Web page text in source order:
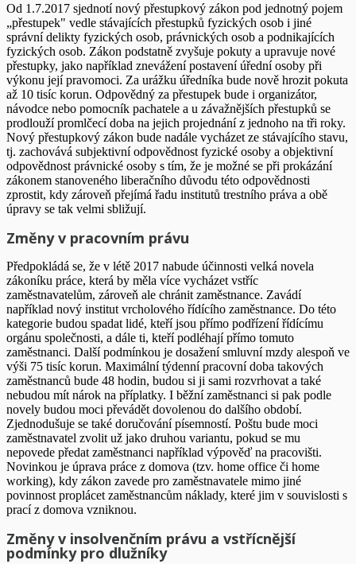
Od 1.7.2017 sjednotí nový přestupkový zákon pod jednotný pojem
„přestupek" vedle stávajících přestupků fyzických osob i jiné
správní delikty fyzických osob, právnických osob a podnikajících
fyzických osob. Zákon podstatně zvyšuje pokuty a upravuje nové
přestupky, jako například znevážení postavení úřední osoby při
výkonu její pravomoci. Za urážku úředníka bude nově hrozit pokuta
až 10 tisíc korun. Odpovědný za přestupek bude i organizátor,
návodce nebo pomocník pachatele a u závažnějších přestupků se
prodlouží promlčecí doba na jejich projednání z jednoho na tři roky.
Nový přestupkový zákon bude nadále vycházet ze stávajícího stavu,
tj. zachovává subjektivní odpovědnost fyzické osoby a objektivní
odpovědnost právnické osoby s tím, že je možné se při prokázání
zákonem stanoveného liberačního důvodu této odpovědnosti
zprostit, kdy zároveň přejímá řadu institutů trestního práva a obě
úpravy se tak velmi sbližují.
Změny v pracovním právu
Předpokládá se, že v létě 2017 nabude účinnosti velká novela
zákoníku práce, která by měla více vycházet vstříc
zaměstnavatelům, zároveň ale chránit zaměstnance. Zavádí
například nový institut vrcholového řídícího zaměstnance. Do této
kategorie budou spadat lidé, kteří jsou přímo podřízení řídícímu
orgánu společnosti, a dále ti, kteří podléhají přímo tomuto
zaměstnanci. Další podmínkou je dosažení smluvní mzdy alespoň ve
výši 75 tisíc korun. Maximální týdenní pracovní doba takových
zaměstnanců bude 48 hodin, budou si ji sami rozvrhovat a také
nebudou mít nárok na příplatky. I běžní zaměstnanci si pak podle
novely budou moci převádět dovolenou do dalšího období.
Zjednodušuje se také doručování písemností. Poštu bude moci
zaměstnavatel zvolit už jako druhou variantu, pokud se mu
nepovede předat zaměstnanci například výpověď na pracovišti.
Novinkou je úprava práce z domova (tzv. home office či home
working), kdy zákon zavede pro zaměstnavatele mimo jiné
povinnost proplácet zaměstnancům náklady, které jim v souvislosti s
prací z domova vzniknou.
Změny v insolvenčním právu a vstřícnější
podmínky pro dlužníky